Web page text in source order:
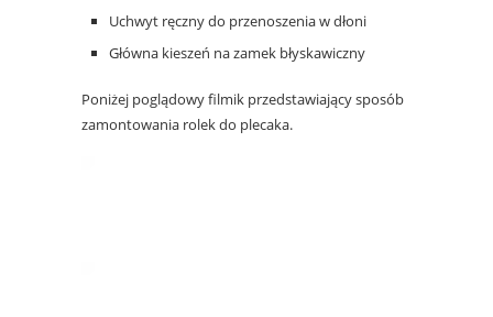
Uchwyt ręczny do przenoszenia w dłoni
Główna kieszeń na zamek błyskawiczny
Poniżej poglądowy filmik przedstawiający sposób
zamontowania rolek do plecaka.